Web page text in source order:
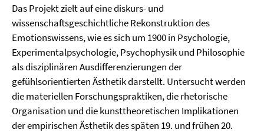
Das Projekt zielt auf eine diskurs- und
wissenschaftsgeschichtliche Rekonstruktion des
Emotionswissens, wie es sich um 1900 in Psychologie,
Experimentalpsychologie, Psychophysik und Philosophie
als disziplinären Ausdifferenzierungen der
gefühlsorientierten Ästhetik darstellt. Untersucht werden
die materiellen Forschungspraktiken, die rhetorische
Organisation und die kunsttheoretischen Implikationen
der empirischen Ästhetik des späten 19. und frühen 20.